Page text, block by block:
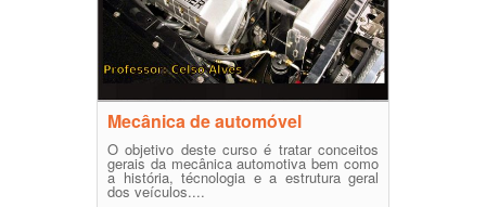
Mecânica de automóvel
O objetivo deste curso é tratar conceitos
gerais da mecânica automotiva bem como
a história, técnologia e a estrutura geral
dos veículos....